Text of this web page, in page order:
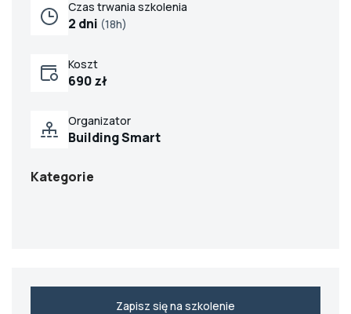
Czas trwania szkolenia
2 dni (18h)
Koszt
690 zł
Organizator
Building Smart
Kategorie
Zapisz się na szkolenie